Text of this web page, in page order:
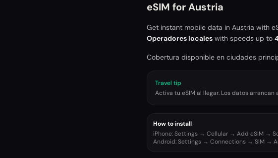
eSIM forAustria
Get instant mobile data in Austria with
Operadores locales with speeds up to
Cobertura disponible en ciudades
Travel tip
Activa tu eSIM al llegar. Los datos
How to install
iPhone: Settings → Cellular → Add eSIM →
Android: Settings → Connections → SIM →